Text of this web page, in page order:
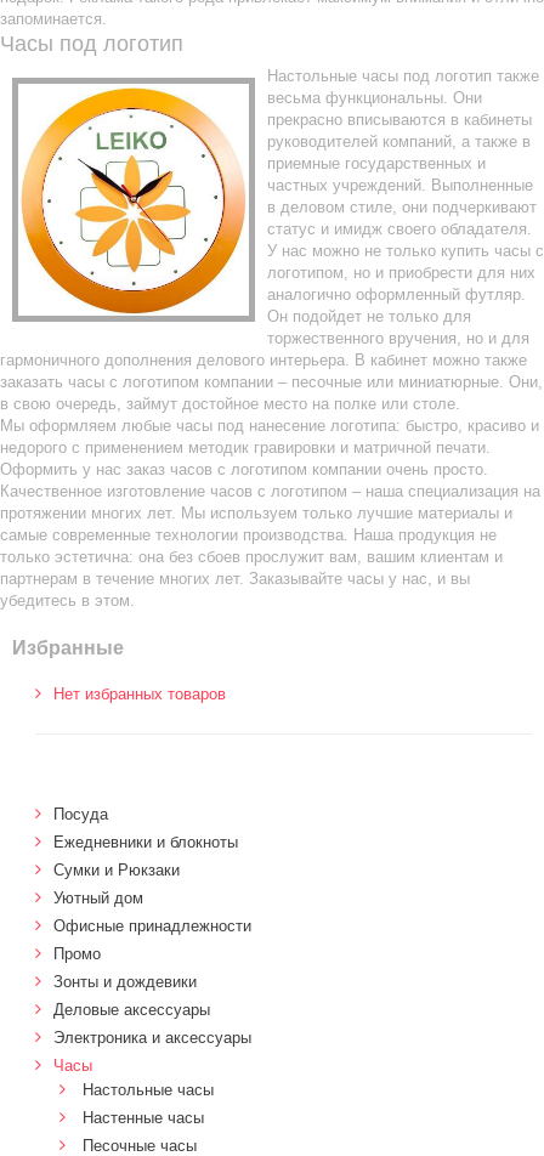
запоминается.
Часы под логотип
Настольные часы под логотип также
весьма функциональны. Они
прекрасно вписываются в кабинеты
руководителей компаний, а также в
приемные государственных и
частных учреждений. Выполненные
в деловом стиле, они подчеркивают
статус и имидж своего обладателя.
У нас можно не только купить часы с
логотипом, но и приобрести для них
аналогично оформленный футляр.
Он подойдет не только для
торжественного вручения, но и для
гармоничного дополнения делового интерьера. В кабинет можно также
заказать часы с логотипом компании – песочные или миниатюрные. Они,
в свою очередь, займут достойное место на полке или столе.
Мы оформляем любые часы под нанесение логотипа: быстро, красиво и
недорого с применением методик гравировки и матричной печати.
Оформить у нас заказ часов с логотипом компании очень просто.
Качественное изготовление часов с логотипом – наша специализация на
протяжении многих лет. Мы используем только лучшие материалы и
самые современные технологии производства. Наша продукция не
только эстетична: она без сбоев прослужит вам, вашим клиентам и
партнерам в течение многих лет. Заказывайте часы у нас, и вы
убедитесь в этом.
Избранные
Нет избранных товаров
Посуда
Ежедневники и блокноты
Сумки и Рюкзаки
Уютный дом
Офисные принадлежности
Промо
Зонты и дождевики
Деловые аксессуары
Электроника и аксессуары
Часы
Настольные часы
Настенные часы
Песочные часы